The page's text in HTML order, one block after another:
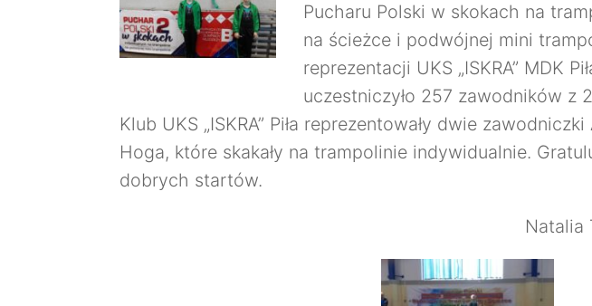
Pucharu Polski w skokach na
na ścieżce i podwójnej mini
reprezentacji UKS „ISKRA” MDK
uczestniczyło 257 zawodników z
Klub UKS „ISKRA” Piła reprezentowały dwie
Hoga, które skakały na trampolinie indywidualnie.
dobrych startów.
Natalia